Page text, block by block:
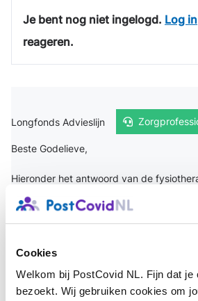
Cookies
Welkom bij PostCovid NL. Fijn dat je
bezoekt. Wij gebruiken cookies om
Je bent nog niet ingelogd. Log in
reageren.
Longfonds Advieslijn
Beste Godelieve,
Hieronder het antwoord van de
Het ademen door de Power Breath is
het versterken van de ademspieren.
Het is geen oefening hoe je het beste
inspanning. Dus geen ademadvies. Het
door beter om door de neus in en uit te